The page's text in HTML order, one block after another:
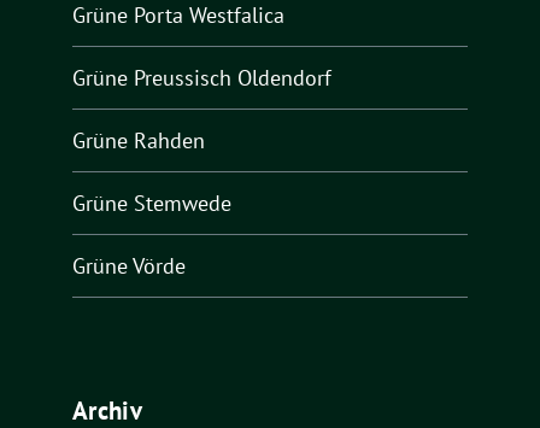
Grüne Porta Westfalica
Grüne Preussisch Oldendorf
Grüne Rahden
Grüne Stemwede
Grüne Vörde
Archiv